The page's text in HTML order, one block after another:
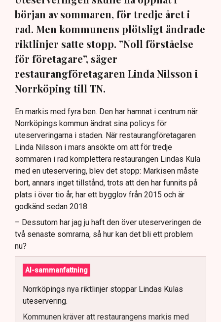
början av sommaren, för tredje året i
rad. Men kommunens plötsligt ändrade
riktlinjer satte stopp. ”Noll förståelse
för företagare”, säger
restaurangföretagaren Linda Nilsson i
Norrköping till TN.
En markis med fyra ben. Den har hamnat i centrum när
Norrköpings kommun ändrat sina policys för
uteserveringarna i staden. När restaurangföretagaren
Linda Nilsson i mars ansökte om att för tredje
sommaren i rad komplettera restaurangen Lindas Kula
med en uteservering, blev det stopp: Markisen måste
bort, annars inget tillstånd, trots att den har funnits på
plats i över tio år, har ett bygglov från 2015 och är
godkänd sedan 2018.
– Dessutom har jag ju haft den över uteserveringen de
två senaste somrarna, så hur kan det bli ett problem
nu?
AI-sammanfattning
Norrköpings nya riktlinjer stoppar Lindas Kulas
uteservering.
Kommunen kräver att restaurangens markis med